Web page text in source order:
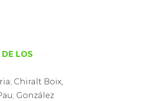
LOS
Chiralt Boix,
González